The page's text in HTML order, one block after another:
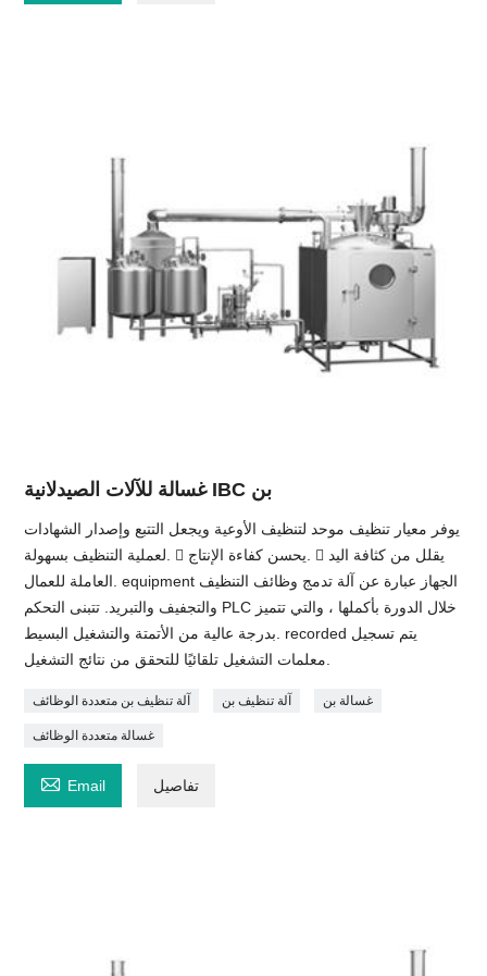
غسالة للآلات الصيدلانية IBC بن
يوفر معيار تنظيف موحد لتنظيف الأوعية ويجعل التتبع وإصدار الشهادات
لعملية التنظيف بسهولة.  يحسن كفاءة الإنتاج.  يقلل من كثافة اليد
العاملة للعمال. equipment الجهاز عبارة عن آلة تدمج وظائف التنظيف
والتجفيف والتبريد. تتبنى التحكم PLC خلال الدورة بأكملها ، والتي تتميز
بدرجة عالية من الأتمتة والتشغيل البسيط. recorded يتم تسجيل
آلة تنظيف بن متعددة الوظائف آلة تنظيف بن غسالة بن
غسالة متعددة الوظائف
 Email تفاصيل